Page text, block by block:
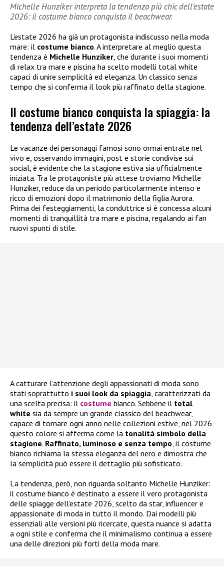
Michelle Hunziker interpreta la tendenza più chic dell’estate
2026: il costume bianco conquista il beachwear.
L’estate 2026 ha già un protagonista indiscusso nella moda
mare: il costume bianco. A interpretare al meglio questa
tendenza è Michelle Hunziker , che durante i suoi momenti
di relax tra mare e piscina ha scelto modelli total white
capaci di unire semplicità ed eleganza. Un classico senza
tempo che si conferma il look più raffinato della stagione.
Il costume bianco conquista la spiaggia: la
tendenza dell’estate 2026
Le vacanze dei personaggi famosi sono ormai entrate nel
vivo e, osservando immagini, post e storie condivise sui
social, è evidente che la stagione estiva sia ufficialmente
iniziata. Tra le protagoniste più attese troviamo Michelle
Hunziker, reduce da un periodo particolarmente intenso e
ricco di emozioni dopo il matrimonio della figlia Aurora.
Prima dei festeggiamenti, la conduttrice si è concessa alcuni
momenti di tranquillità tra mare e piscina, regalando ai fan
nuovi spunti di stile.
A catturare l’attenzione degli appassionati di moda sono
stati soprattutto i suoi look da spiaggia, caratterizzati da
una scelta precisa: il costume bianco. Sebbene il total
white sia da sempre un grande classico del beachwear,
capace di tornare ogni anno nelle collezioni estive, nel 2026
questo colore si afferma come la tonalità simbolo della
stagione. Raffinato, luminoso e senza tempo, il costume
bianco richiama la stessa eleganza del nero e dimostra che
la semplicità può essere il dettaglio più sofisticato.
La tendenza, però, non riguarda soltanto Michelle Hunziker:
il costume bianco è destinato a essere il vero protagonista
delle spiagge dell’estate 2026, scelto da star, influencer e
appassionate di moda in tutto il mondo. Dai modelli più
essenziali alle versioni più ricercate, questa nuance si adatta
a ogni stile e conferma che il minimalismo continua a essere
una delle direzioni più forti della moda mare.